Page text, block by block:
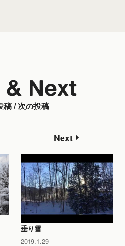
稿 / 次の投稿
& Next
Next
垂り雪
2019.1.29